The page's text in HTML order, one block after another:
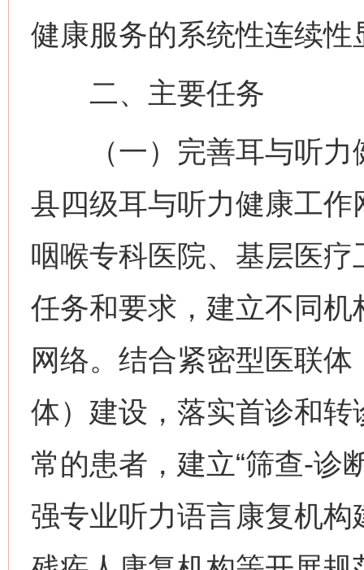
健康服务的系统性连续性
二、主要任务
（一）完善耳与听力
县四级耳与听力健康工
咽喉专科医院、基层医
任务和要求，建立不同
网络。结合紧密型医联
体）建设，落实首诊和
常的患者，建立“筛查-诊
强专业听力语言康复机